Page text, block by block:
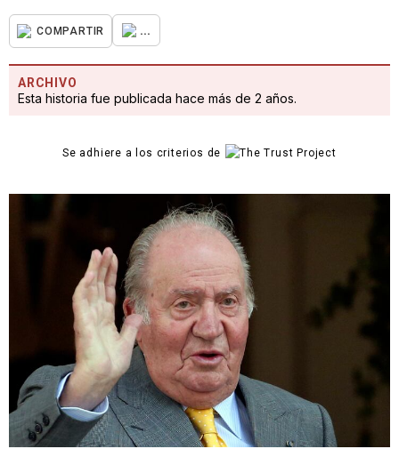
COMPARTIR ...
ARCHIVO
Esta historia fue publicada hace más de 2 años.
Se adhiere a los criterios de